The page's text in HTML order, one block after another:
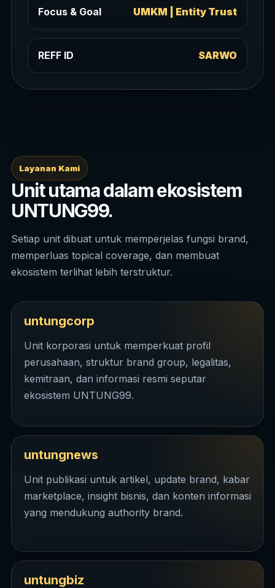
Focus & Goal UMKM | Entity Trust
REFF ID SARWO
Layanan Kami
Unit utama dalam ekosistem
UNTUNG99.
Setiap unit dibuat untuk memperjelas fungsi brand,
memperluas topical coverage, dan membuat
ekosistem terlihat lebih terstruktur.
untungcorp
Unit korporasi untuk memperkuat profil
perusahaan, struktur brand group, legalitas,
kemitraan, dan informasi resmi seputar
ekosistem UNTUNG99.
untungnews
Unit publikasi untuk artikel, update brand, kabar
marketplace, insight bisnis, dan konten informasi
yang mendukung authority brand.
untungbiz